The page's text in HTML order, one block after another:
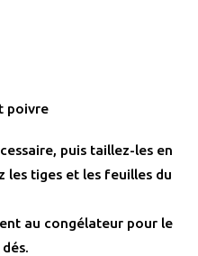
poivre
puis taillez-les en
les tiges et les feuilles du
au congélateur pour le